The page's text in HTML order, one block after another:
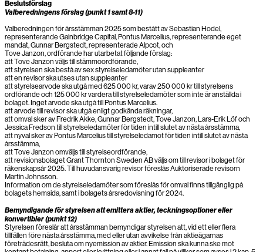
Beslutsförslag
Valberedningens förslag (punkt 1 samt 8-11)
Valberedningen för årsstämman 2025 som bestått av Sebastian Hodel,
representerande Gainbridge Capital, Pontus Marcelius, representerande eget
mandat, Gunnar Bergstedt, representerade Alpcot, och
Tove Janzon, ordförande har utarbetat följande förslag:
att Tove Janzon väljs till stämmoordförande,
att styrelsen ska bestå av sex styrelseledamöter utan suppleanter
att en revisor ska utses utan suppleanter
att styrelsearvode ska utgå med 625 000 kr, varav 250 000 kr till styrelsens
ordförande och 125 000 kr vardera till styrelseledamöter som inte är anställda i
bolaget. Inget arvode ska utgå till Pontus Marcelius.
att arvode till revisor ska utgå enligt godkända räkningar,
att omval sker av Fredrik Akke, Gunnar Bergstedt, Tove Janzon, Lars-Erik Löf och
Jessica Fredson till styrelseledamöter för tiden intill slutet av nästa årsstämma,
att nyval sker av Pontus Marcelius till styrelseledamot för tiden intill slutet av nästa
årsstämma,
att Tove Janzon omväljs till styrelseordförande,
att revisionsbolaget Grant Thornton Sweden AB väljs om till revisor i bolaget för
räkenskapsår 2025. Till huvudansvarig revisor föreslås Auktoriserade revisorn
Martin Johnsson.
Information om de styrelseledamöter som föreslås för omval finns tillgänglig på
bolagets hemsida, samt i bolagets årsredovisning för 2024.
Bemyndigande för styrelsen att emittera aktier, teckningsoptioner eller
konvertibler (punkt 12)
Styrelsen föreslår att årsstämman bemyndigar styrelsen att, vid ett eller flera
tillfällen före nästa årsstämma, med eller utan avvikelse från aktieägarnas
företrädesrätt, besluta om nyemission av aktier. Emission ska kunna ske mot